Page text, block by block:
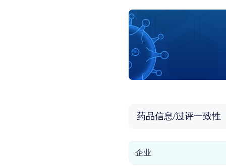
药品信息/过评一致性
企业